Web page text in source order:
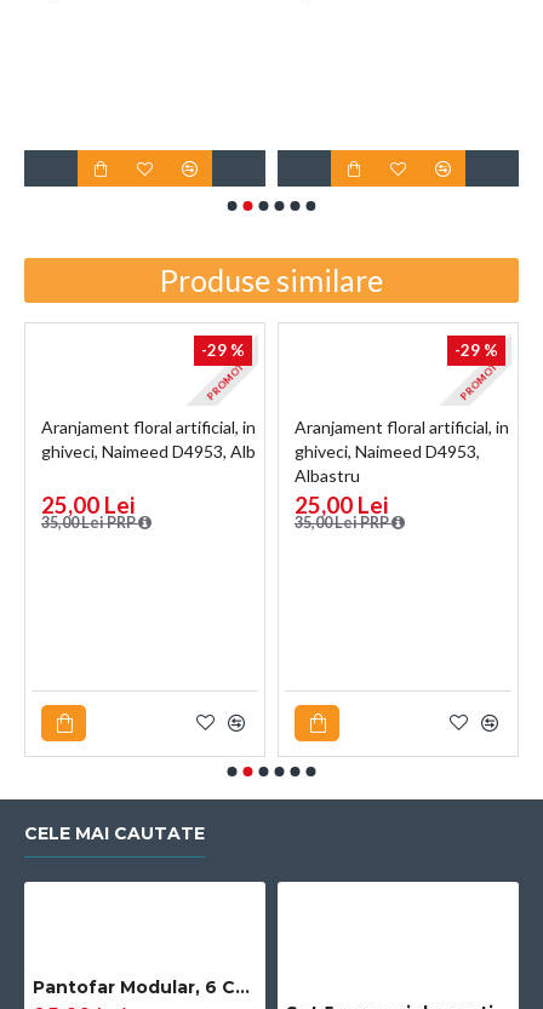
Produse similare
PROMOTIE
-29 %
Aranjament floral artificial, in
ghiveci, Naimeed D4953, Alb
25,00 Lei
35,00 Lei PRP
PROMOTIE
-29 %
Aranjament floral artificial, in
ghiveci, Naimeed D4953,
Albastru
25,00 Lei
35,00 Lei PRP
CELE MAI CAUTATE
Pantofar Modular, 6 Compartimente, D2660N, Negru